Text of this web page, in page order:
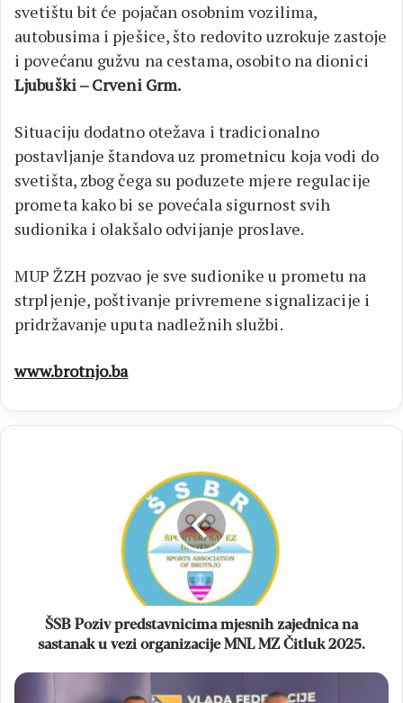
svetištu bit će pojačan osobnim vozilima,
autobusima i pješice, što redovito uzrokuje zastoje
i povećanu gužvu na cestama, osobito na dionici
Ljubuški – Crveni Grm.
Situaciju dodatno otežava i tradicionalno
postavljanje štandova uz prometnicu koja vodi do
svetišta, zbog čega su poduzete mjere regulacije
prometa kako bi se povećala sigurnost svih
sudionika i olakšalo odvijanje proslave.
MUP ŽZH pozvao je sve sudionike u prometu na
strpljenje, poštivanje privremene signalizacije i
pridržavanje uputa nadležnih službi.
www.brotnjo.ba
organizacije
MNL
Čitluk
ŠSB Poziv predstavnicima mjesnih zajednica na
sastanak u vezi organizacije MNL MZ Čitluk 2025.
OPĆINA